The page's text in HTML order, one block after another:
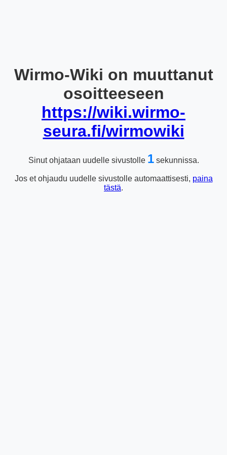
Wirmo-Wiki on muuttanut
osoitteeseen
https://wiki.wirmo-
seura.fi/wirmowiki
Sinut ohjataan uudelle sivustolle 1sekunnissa.
Jos et ohjaudu uudelle sivustolle automaattisesti, paina
tästä.